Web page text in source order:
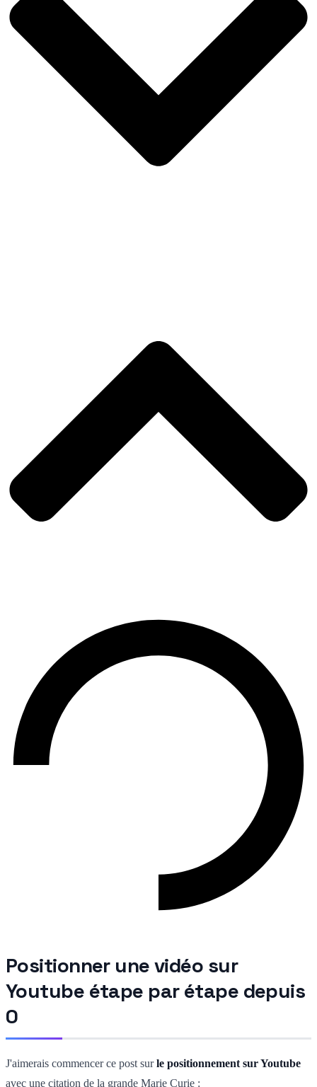
Positionner une vidéo sur
Youtube étape par étape depuis
0
J'aimerais commencer ce post surle positionnement sur Youtube
avec une citation de la grande Marie Curie :